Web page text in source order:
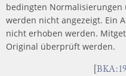
bedingten
werden nicht angezeigt. Ein
nicht erhoben werden.
Original überprüft werden.